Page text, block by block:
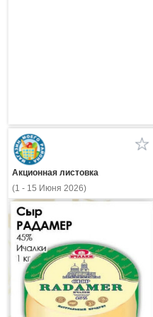
Акционная листовка
(1 - 15 Июня 2026)